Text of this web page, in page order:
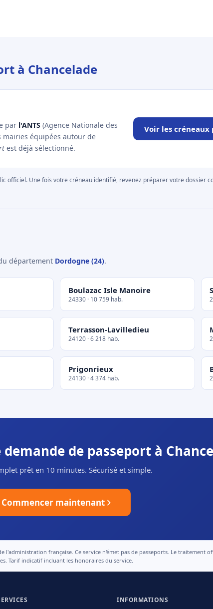
à Chancelade
par l'ANTS (Agence Nationale des
mairies équipées autour de
est déjà sélectionné.
Voir les créneaux
officiel. Une fois votre créneau identifié, revenez préparer votre dossier
département Dordogne (24).
Boulazac Isle Manoire
24330 · 10 759 hab.
Terrasson-Lavilledieu
24120 · 6 218 hab.
Prigonrieux
24130 · 4 374 hab.
de passeport à
prêt en 10 minutes. Sécurisé et simple.
Commencer maintenant
française. Ce service n'émet pas de passeports. Le traitement
Tarif indicatif incluant les honoraires du service.
INFORMATIONS